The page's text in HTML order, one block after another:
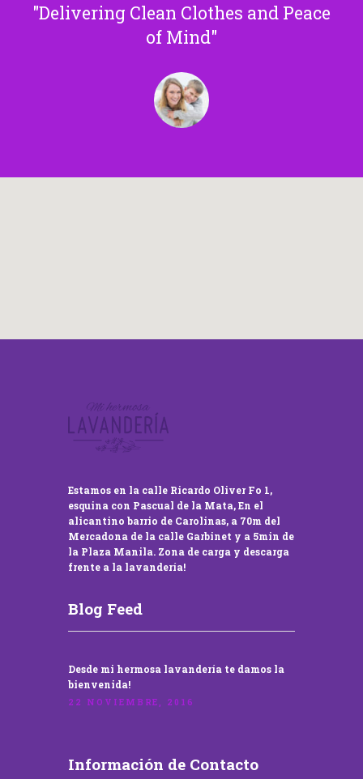
Delivering Clean Clothes and Peace
of Mind
Estamos en la calle Ricardo Oliver Fo 1,
esquina con Pascual de la Mata, En el
alicantino barrio de Carolinas, a 70m del
Mercadona de la calle Garbinet y a 5min de
la Plaza Manila. Zona de carga y descarga
frente a la lavandería!
Blog Feed
Desde mi hermosa lavandería te damos la
bienvenida!
22 NOVIEMBRE, 2016
Información de Contacto